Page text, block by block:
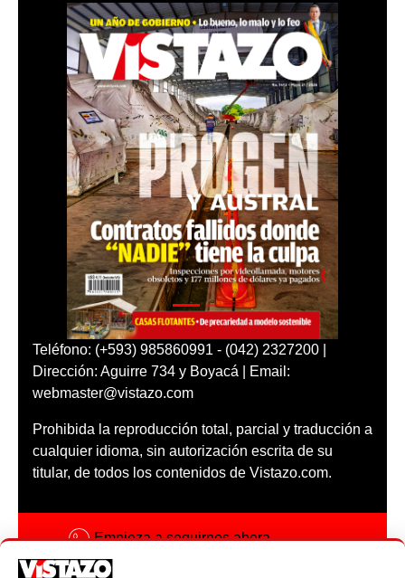
Teléfono: (+593) 985860991 - (042) 2327200 |
Dirección: Aguirre 734 y Boyacá | Email:
webmaster@vistazo.com
Prohibida la reproducción total, parcial y traducción a
cualquier idioma, sin autorización escrita de su
titular, de todos los contenidos de Vistazo.com.
Empieza a seguirnos ahora